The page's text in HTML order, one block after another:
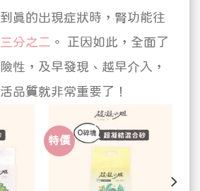
到真的出現症狀時，腎功能往
分之二 。
正因如此，全面了
性，及早發現、越早介入，
品質就非常重要了！
特價